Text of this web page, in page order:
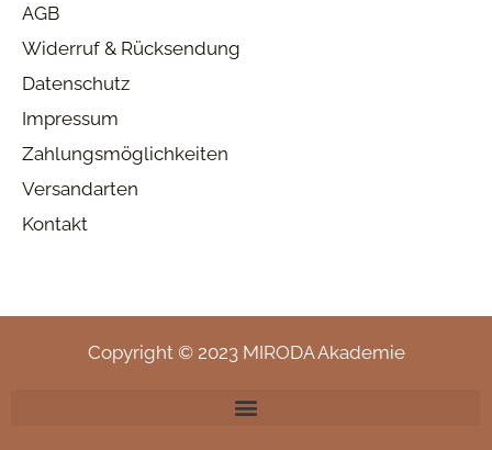
AGB
Widerruf & Rücksendung
Datenschutz
Impressum
Zahlungsmöglichkeiten
Versandarten
Kontakt
Copyright © 2023 MIRODA Akademie